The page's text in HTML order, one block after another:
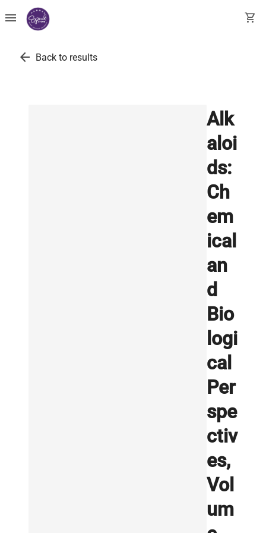
menu shopping_cart
arrow_back Back to results
Alk
aloi
ds:
Ch
em
ical
an
d
Bio
logi
cal
Per
spe
ctiv
es,
Vol
um